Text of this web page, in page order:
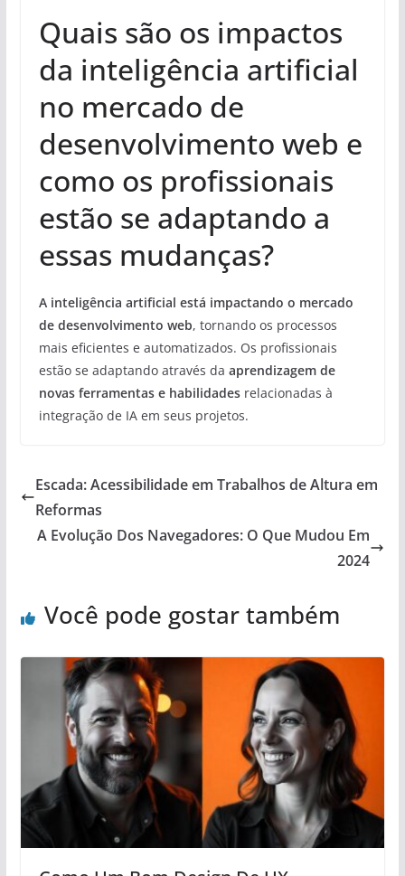
Quais são os impactos
da inteligência artificial
no mercado de
desenvolvimento web e
como os profissionais
estão se adaptando a
essas mudanças?
A inteligência artificial está impactando o mercado
de desenvolvimento web, tornando os processos
mais eficientes e automatizados. Os profissionais
estão se adaptando através da aprendizagem de
novas ferramentas e habilidadesrelacionadas à
integração de IA em seus projetos.
Escada: Acessibilidade em Trabalhos de Altura em
Reformas
A Evolução Dos Navegadores: O Que Mudou Em
2024
Você pode gostar também